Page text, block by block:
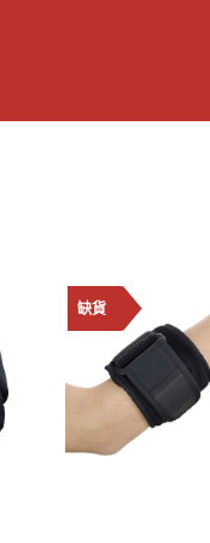
缺貨